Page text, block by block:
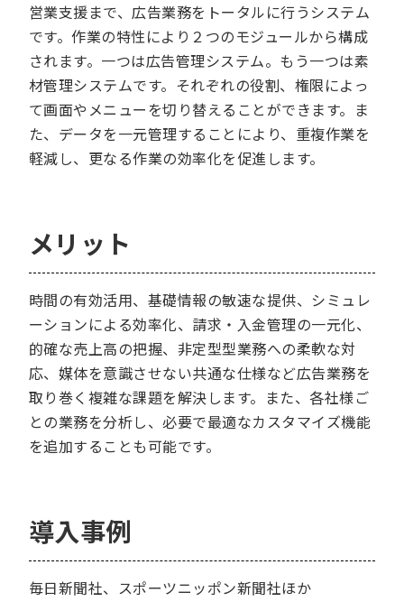
営業支援まで、広告業務をトータルに行うシステム
です。作業の特性により２つのモジュールから構成
されます。一つは広告管理システム。もう一つは素
材管理システムです。それぞれの役割、権限によっ
て画面やメニューを切り替えることができます。ま
た、データを一元管理することにより、重複作業を
軽減し、更なる作業の効率化を促進します。
メリット
時間の有効活用、基礎情報の敏速な提供、シミュレ
ーションによる効率化、請求・入金管理の一元化、
的確な売上高の把握、非定型型業務への柔軟な対
応、媒体を意識させない共通な仕様など広告業務を
取り巻く複雑な課題を解決します。また、各社様ご
との業務を分析し、必要で最適なカスタマイズ機能
を追加することも可能です。
導入事例
毎日新聞社、スポーツニッポン新聞社ほか